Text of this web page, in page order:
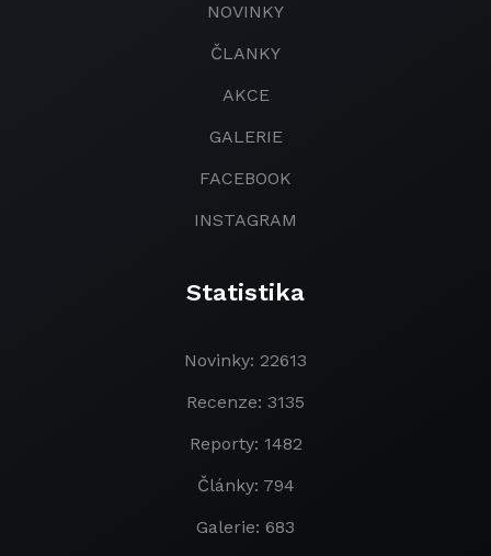
NOVINKY
ČLANKY
AKCE
GALERIE
FACEBOOK
INSTAGRAM
Statistika
Novinky: 22613
Recenze: 3135
Reporty: 1482
Články: 794
Galerie: 683